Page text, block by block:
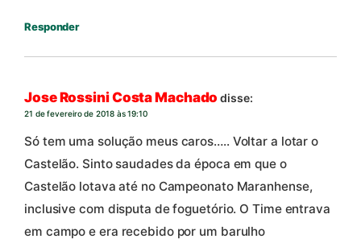
Responder
Jose Rossini Costa Machado disse:
21 de fevereiro de 2018 às 19:10
Só tem uma solução meus caros….. Voltar a lotar o
Castelão. Sinto saudades da época em que o
Castelão lotava até no Campeonato Maranhense,
inclusive com disputa de foguetório. O Time entrava
em campo e era recebido por um barulho